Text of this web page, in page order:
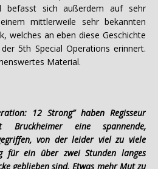
sich außerdem auf sehr
mittlerweile sehr bekannten
welches an eben diese Geschichte
5th Special Operations erinnert.
Material.
12 Strong” haben Regisseur
Bruckheimer eine spannende,
von der leider viel zu viele
für ein über zwei Stunden langes
geblieben sind. Etwas mehr Mut zu